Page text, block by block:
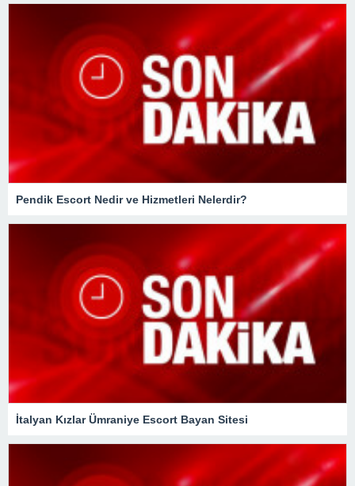
Pendik Escort Nedir ve Hizmetleri Nelerdir?
İtalyan Kızlar Ümraniye Escort Bayan Sitesi